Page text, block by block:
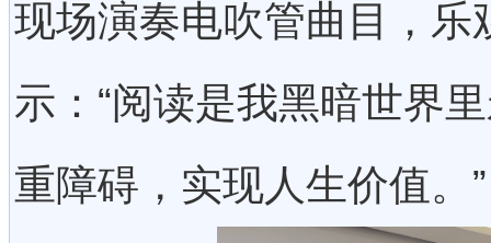
现场演奏电吹管曲目，
示：“阅读是我黑暗世界
重障碍，实现人生价值。”